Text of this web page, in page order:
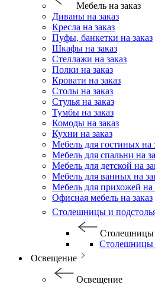
Мебель на заказ
Диваны на заказ
Кресла на заказ
Пуфы, банкетки на заказ
Шкафы на заказ
Стеллажи на заказ
Полки на заказ
Кровати на заказ
Столы на заказ
Стулья на заказ
Тумбы на заказ
Комоды на заказ
Кухни на заказ
Мебель для гостиных на
Мебель для спальни на
Мебель для детской на
Мебель для ванных на
Мебель для прихожей на
Офисная мебель на заказ
Столешницы и
Столешницы
Столешницы
Освещение
Освещение